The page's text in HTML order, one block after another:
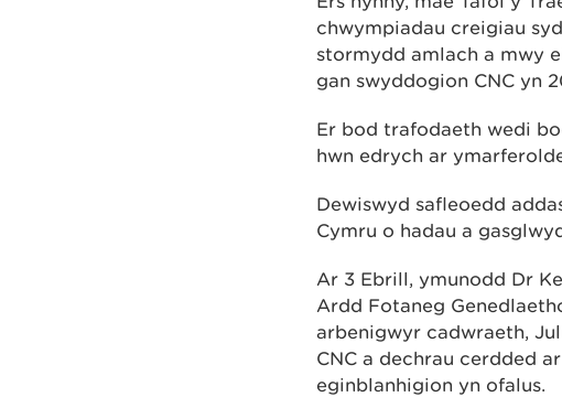
chwympiadau creigiau
stormydd amlach a mwy
gan swyddogion CNC yn
Er bod trafodaeth wedi
hwn edrych ar
Dewiswyd safleoedd
Cymru o hadau a
Ar 3 Ebrill, ymunodd Dr
Ardd Fotaneg
arbenigwyr cadwraeth,
CNC a dechrau cerdded
eginblanhigion yn ofalus.